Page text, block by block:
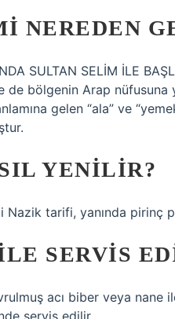
NEREDEN
SULTAN SELİM İLE
de bölgenin Arap nüfusuna
gelen “ala” ve
YENILIR?
tarifi, yanında pirinç
SERVIS
acı biber veya nane
servis edilir.